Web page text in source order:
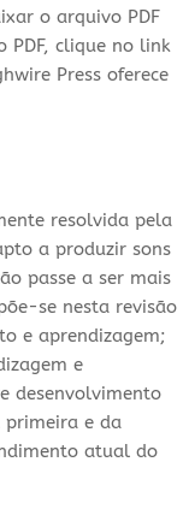
o arquivo PDF
PDF, clique no link
Press oferece
resolvida pela
a produzir sons
passe a ser mais
se nesta revisão
e aprendizagem;
e
desenvolvimento
primeira e da
atual do